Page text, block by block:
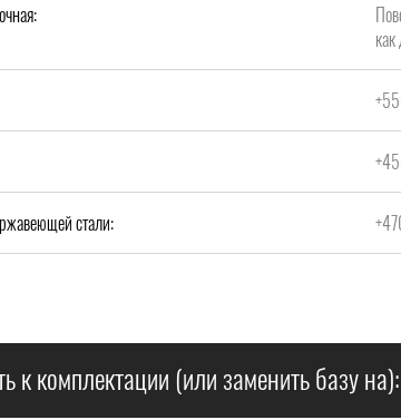
стали:
к комплектации (или заменить базу на):